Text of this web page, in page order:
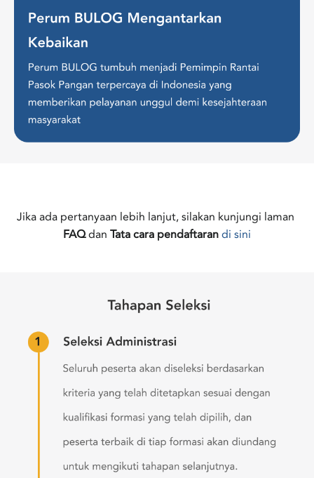
FAQ dan Tata cara pendaftarandi sini